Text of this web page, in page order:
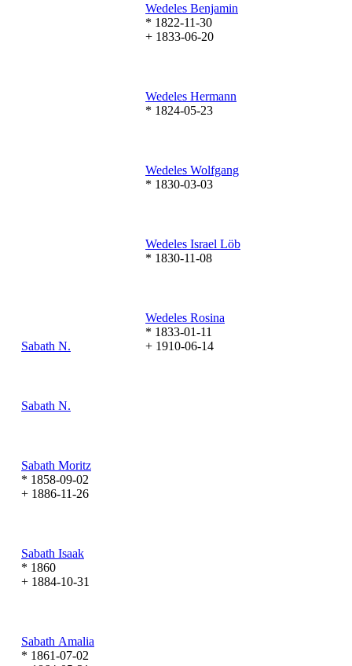
Wedeles Benjamin
* 1822-11-30
+ 1833-06-20
Wedeles Hermann
* 1824-05-23
Wedeles Wolfgang
* 1830-03-03
Wedeles Israel Löb
* 1830-11-08
Sabath N.
Wedeles Rosina
* 1833-01-11
+ 1910-06-14
Sabath N.
Sabath Moritz
* 1858-09-02
+ 1886-11-26
Sabath Isaak
* 1860
+ 1884-10-31
Sabath Amalia
* 1861-07-02